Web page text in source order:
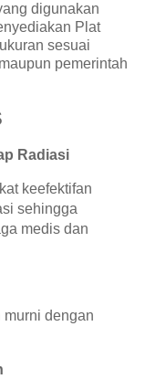
digunakan
Plat
sesuai
pemerintah
Radiasi
keefektifan
sehingga
medis dan
murni dengan